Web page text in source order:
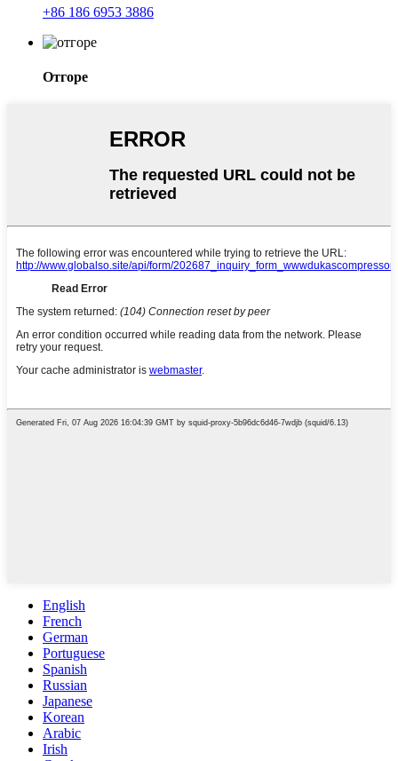
+86 186 6953 3886
Отгоре
English
French
German
Portuguese
Spanish
Russian
Japanese
Korean
Arabic
Irish